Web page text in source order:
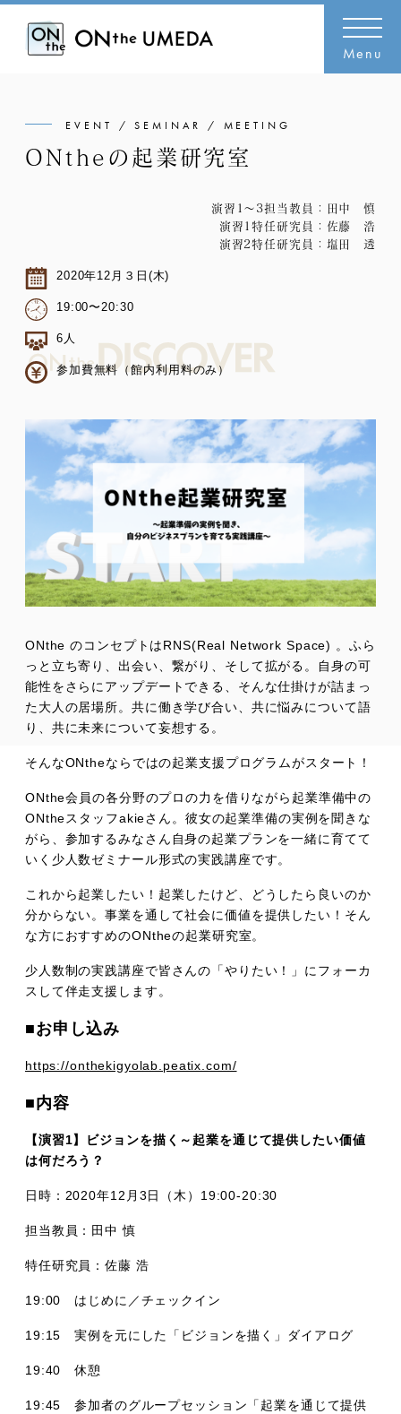
Menu
EVENT / SEMINAR / MEETING
ONtheの起業研究室
演習1～3担当教員：田中 慎
演習1特任研究員：佐藤 浩
演習2特任研究員：塩田 透
ONthe のコンセプトはRNS(Real Network Space) 。ふら
っと立ち寄り、出会い、繋がり、そして拡がる。自身の可
能性をさらにアップデートできる、そんな仕掛けが詰まっ
た大人の居場所。共に働き学び合い、共に悩みについて語
り、共に未来について妄想する。
そんなONtheならではの起業支援プログラムがスタート！
ONthe会員の各分野のプロの力を借りながら起業準備中の
ONtheスタッフakieさん。彼女の起業準備の実例を聞きな
がら、参加するみなさん自身の起業プランを一緒に育てて
いく少人数ゼミナール形式の実践講座です。
これから起業したい！起業したけど、どうしたら良いのか
分からない。事業を通して社会に価値を提供したい！そん
な方におすすめのONtheの起業研究室。
少人数制の実践講座で皆さんの「やりたい！」にフォーカ
スして伴走支援します。
■お申し込み
https://onthekigyolab.peatix.com/
■内容
【演習1】ビジョンを描く～起業を通じて提供したい価値
は何だろう？
日時：2020年12月3日（木）19:00-20:30
担当教員：田中 慎
特任研究員：佐藤 浩
19:00 はじめに／チェックイン
19:15 実例を元にした「ビジョンを描く」ダイアログ
19:40 休憩
19:45 参加者のグループセッション「起業を通じて提供
2020年12月３日(木)
19:00〜20:30
6人
参加費無料（館内利用料のみ）